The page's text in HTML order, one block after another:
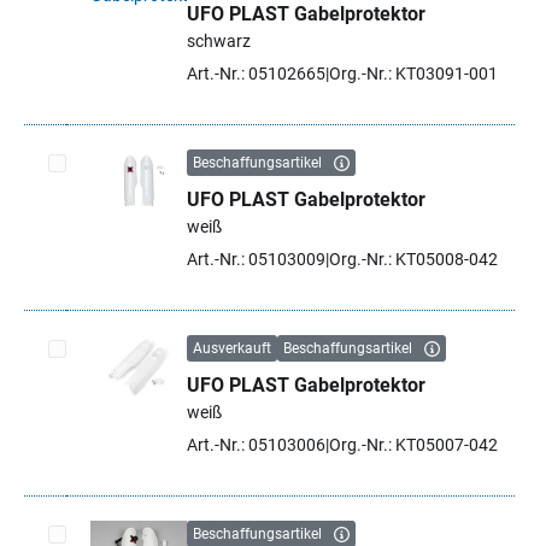
Artikel auswählen
UFO PLAST Gabelprotektor
schwarz
Art.-Nr.: 05102665Org.-Nr.: KT03091-001
Artikel auswählen
Beschaffungsartikel
UFO PLAST Gabelprotektor
weiß
Art.-Nr.: 05103009 Org.-Nr.: KT05008-042
Artikel auswählen
Ausverkauft Beschaffungsartikel
UFO PLAST Gabelprotektor
weiß
Art.-Nr.: 05103006Org.-Nr.: KT05007-042
Beschaffungsartikel